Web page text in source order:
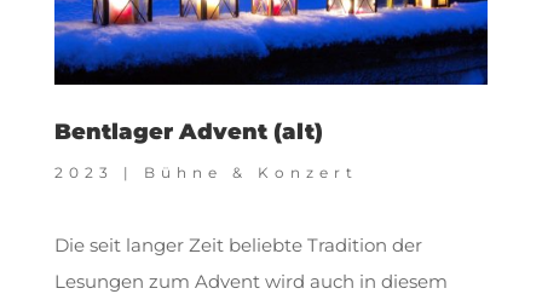
Bentlager Advent (alt)
2023 | Bühne & Konzert
Die seit langer Zeit beliebte Tradition der
Lesungen zum Advent wird auch in diesem